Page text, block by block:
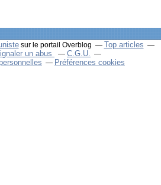
sur le portail Overblog
Top articles
un abus
C.G.U.
Préférences cookies